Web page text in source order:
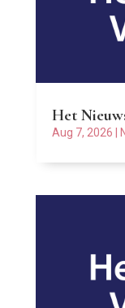
Het
Aug 7, 2026